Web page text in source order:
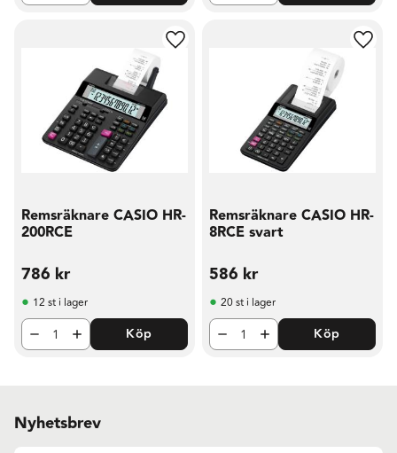
Remsräknare CASIO HR-
200RCE
786 kr
Lägg till i favoriter
12 st i lager
Köp
Remsräknare CASIO HR-
8RCE svart
586 kr
20 st i lager
Köp
Nyhetsbrev